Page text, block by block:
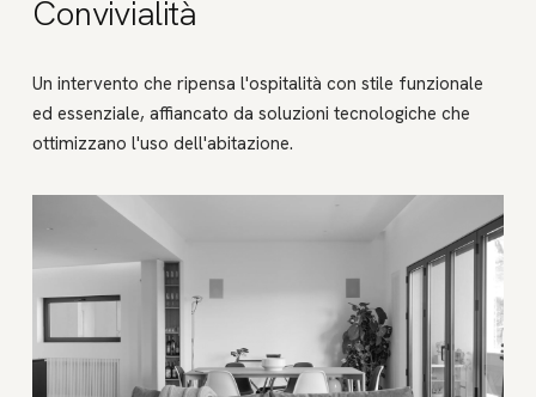
Convivialità
Un intervento che ripensa l'ospitalità con stile funzionale
ed essenziale, affiancato da soluzioni tecnologiche che
ottimizzano l'uso dell'abitazione.